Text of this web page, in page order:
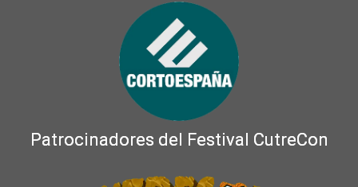
Patrocinadores del Festival CutreCon